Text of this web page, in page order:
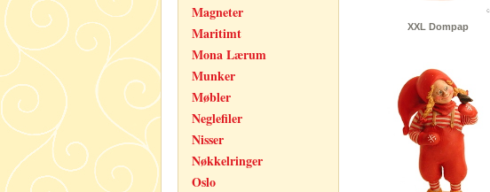
Magneter
Maritimt
Mona Lærum
Munker
Møbler
Neglefiler
Nisser
Nøkkelringer
Oslo
XXL Dompap